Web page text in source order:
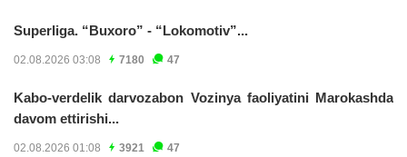
Superliga. “Buxoro” - “Lokomotiv”...
02.08.2026 03:08 7180 47
Kabo-verdelik darvozabon Vozinya faoliyatini Marokashda
davom ettirishi...
02.08.2026 01:08 3921 47